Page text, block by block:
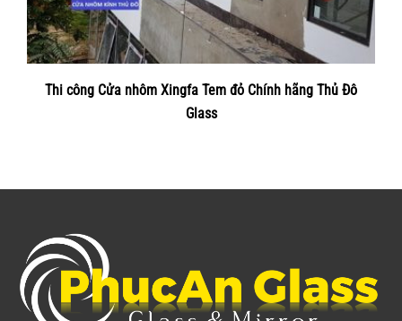
Thi công Cửa nhôm Xingfa Tem đỏ Chính hãng Thủ Đô
Glass